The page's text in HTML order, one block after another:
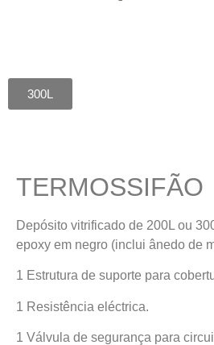
300L
TERMOSSIFÃO
Depósito vitrificado de 200L ou
epoxy em negro (inclui ânedo de
1 Estrutura de suporte para
1 Resistência eléctrica.
1 Válvula de segurança para